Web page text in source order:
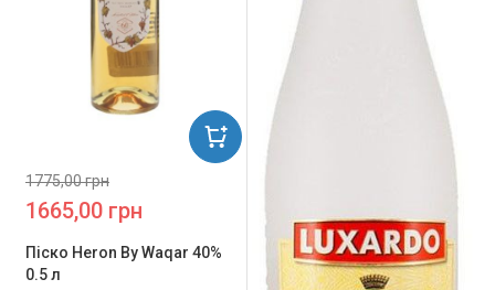
Піско Heron By Waqar 40%
0.5 л
1775,00 грн
1665,00 грн